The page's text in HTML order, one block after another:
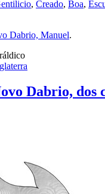
, Creado, Boa,
Dabrio, Manuel.
Dabrio, dos